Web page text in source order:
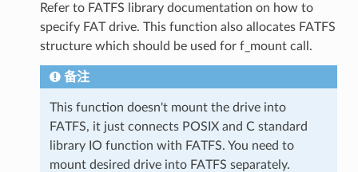
Refer to FATFS library documentation on how to
specify FAT drive. This function also allocates FATFS
structure which should be used for f_mount call.
备注
This function doesn't mount the drive into
FATFS, it just connects POSIX and C standard
library IO function with FATFS. You need to
mount desired drive into FATFS separately.